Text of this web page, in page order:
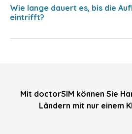
Wie lange dauert es, bis die
eintrifft?
Mit doctorSIM können Sie
Ländern mit nur einem